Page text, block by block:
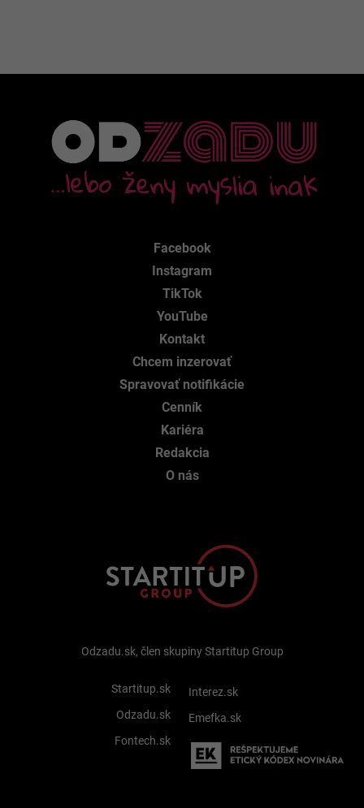
Facebook
Instagram
TikTok
YouTube
Kontakt
Chcem inzerovať
Spravovať notifikácie
Cenník
Kariéra
Redakcia
O nás
Odzadu.sk, člen skupiny Startitup Group
Startitup.sk
Odzadu.sk
Fontech.sk
Interez.sk
Emefka.sk